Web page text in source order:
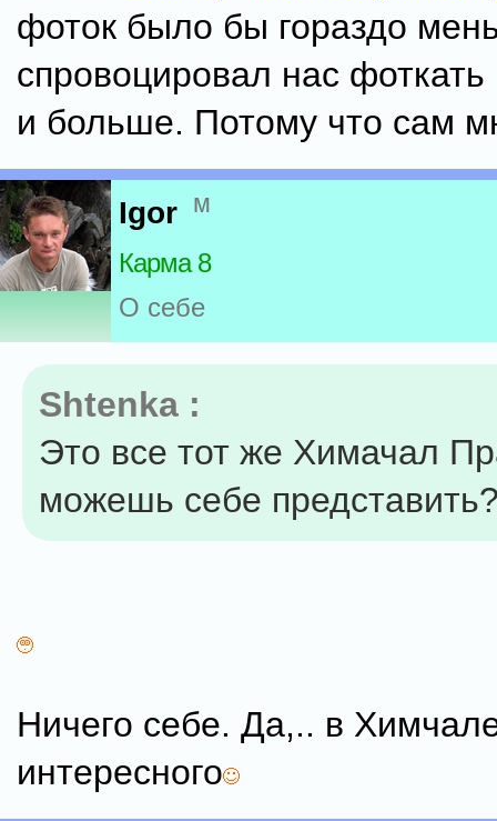
фоток было бы гораздо
спровоцировал нас
и больше. Потому что сам
Igor м
Карма 8
О себе
Shtenka :
Это все тот же Химачал
можешь себе
Ничего себе. Да,.. в
интересного